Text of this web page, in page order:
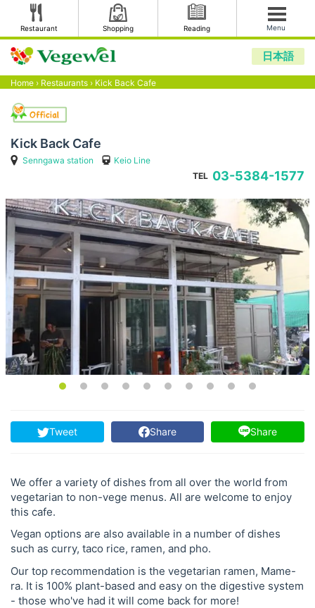
Restaurant Shopping Reading Menu
日本語
Home › Restaurants › Kick Back Cafe
Kick Back Cafe
Senngawa station
Keio Line
TEL 03-5384-1577
Tweet Share Share
We offer a variety of dishes from all over the world from
vegetarian to non-vege menus. All are welcome to enjoy
this cafe.
Vegan options are also available in a number of dishes
such as curry, taco rice, ramen, and pho.
Our top recommendation is the vegetarian ramen, Mame-
ra. It is 100% plant-based and easy on the digestive system
- those who've had it will come back for more!